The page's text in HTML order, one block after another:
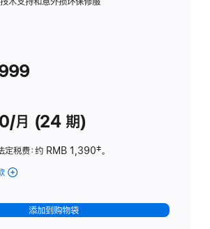
月 (24 期)
定税费：约 RMB 1,390脚
‡。
(Studio
-
标
添加到购物袋